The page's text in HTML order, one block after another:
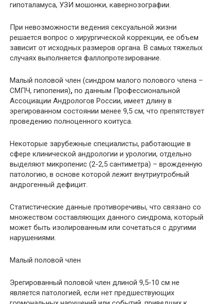
гипоталамуса, УЗИ мошонки, кавернозографии.
При невозможности ведения сексуальной жизни
решается вопрос о хирургической коррекции, ее объем
зависит от исходных размеров органа. В самых тяжелых
случаях выполняется фаллопротезирование.
Малый половой член (синдром малого полового члена –
СМПЧ, гипопения), по данным Профессиональной
Ассоциации Андрологов России, имеет длину в
эрегированном состоянии менее 9,5 см, что препятствует
проведению полноценного коитуса.
Некоторые зарубежные специалисты, работающие в
сфере клинической андрологии и урологии, отдельно
выделяют микропенис (2-2,5 сантиметра) – врожденную
патологию, в основе которой лежит внутриутробный
андрогенный дефицит.
Статистические данные противоречивы, что связано со
множеством составляющих данного синдрома, который
может быть изолированным или сочетаться с другими
нарушениями.
Малый половой член
Эрегированный половой член длиной 9,5-10 см не
является патологией, если нет предшествующих